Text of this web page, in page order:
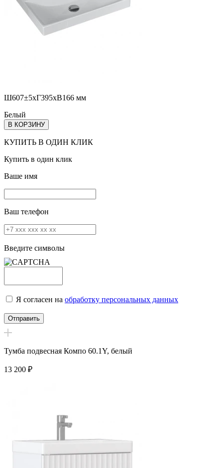
Ш607±5хГ395хВ166 мм
Белый
В КОРЗИНУ
КУПИТЬ В ОДИН КЛИК
Купить в один клик
Ваше имя
Ваш телефон
Введите символы
Я согласен на обработку персональных данных
Тумба подвесная Компо 60.1Y, белый
13 200 ₽